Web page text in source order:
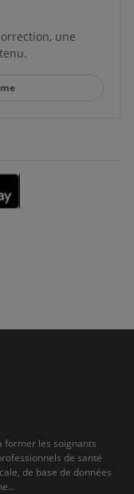
une
former les soignants
de santé
de base de données